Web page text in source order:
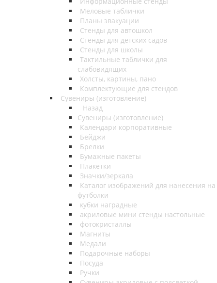
Меловые таблички
Планы эвакуации
Стенды для автошкол
Стенды для детских садов
Стенды для школы
Тактильные таблички для
слабовидящих
Холсты, картины, пано
Комплектующие для стендов
Сувениры (изготовление)
Назад
Сувениры (изготовление)
Календари корпоративные
Бейджи
Брелки
Бумажные пакеты
Плакетки
Значки/зеркала
Каталог изображений для нанесения на
футболки
кубки наградные
акриловые мини стенды настольные
фотокристаллы
Магниты
Медали
Подарочные наборы
Посуда
Ручки